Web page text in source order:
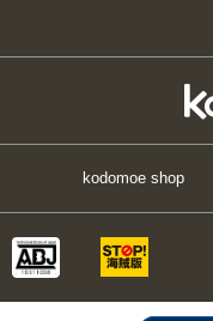
kodomoe shop